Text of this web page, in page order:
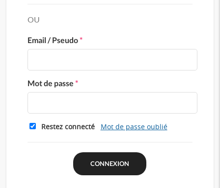
OU
Email / Pseudo*
Mot de passe *
Restez connecté Mot de passe oublié